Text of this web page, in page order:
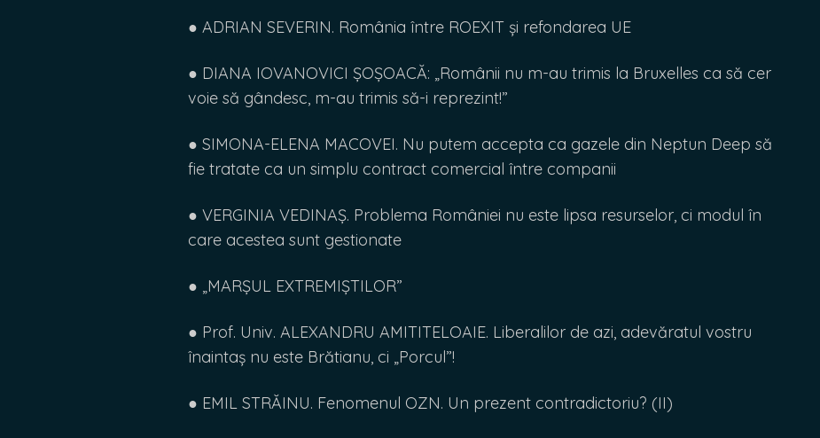
● ADRIAN SEVERIN. România între ROEXIT și refondarea UE
● DIANA IOVANOVICI ȘOȘOACĂ: „Românii nu m-au trimis la Bruxelles ca să cer
voie să gândesc, m-au trimis să-i reprezint!”
● SIMONA-ELENA MACOVEI. Nu putem accepta ca gazele din Neptun Deep să
fie tratate ca un simplu contract comercial între companii
● VERGINIA VEDINAȘ. Problema României nu este lipsa resurselor, ci modul în
care acestea sunt gestionate
● „MARȘUL EXTREMIȘTILOR”
● Prof. Univ. ALEXANDRU AMITITELOAIE. Liberalilor de azi, adevăratul vostru
înaintaș nu este Brătianu, ci „Porcul”!
● EMIL STRĂINU. Fenomenul OZN. Un prezent contradictoriu? (II)